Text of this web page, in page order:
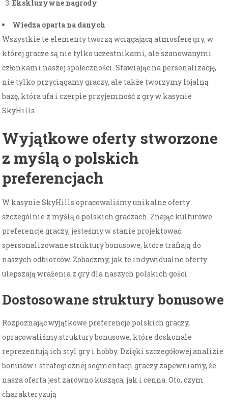
Ekskluzywne nagrody
Wiedza oparta na danych
Wszystkie te elementy tworzą wciągającą atmosferę gry, w
której gracze są nie tylko uczestnikami, ale szanowanymi
członkami naszej społeczności. Stawiając na personalizację,
nie tylko przyciągamy graczy, ale także tworzymy lojalną
bazę, która ufa i czerpie przyjemność z gry w kasynie
SkyHills.
Wyjątkowe oferty stworzone
z myślą o polskich
preferencjach
W kasynie SkyHills opracowaliśmy unikalne oferty
szczególnie z myślą o polskich graczach. Znając kulturowe
preferencje graczy, jesteśmy w stanie projektować
spersonalizowane struktury bonusowe, które trafiają do
naszych odbiorców. Zobaczmy, jak te indywidualne oferty
ulepszają wrażenia z gry dla naszych polskich gości.
Dostosowane struktury bonusowe
Rozpoznając wyjątkowe preferencje polskich graczy,
opracowaliśmy struktury bonusowe, które doskonale
reprezentują ich styl gry i hobby. Dzięki szczegółowej analizie
bonusów i strategicznej segmentacji graczy zapewniamy, że
nasza oferta jest zarówno kusząca, jak i cenna. Oto, czym
charakteryzują